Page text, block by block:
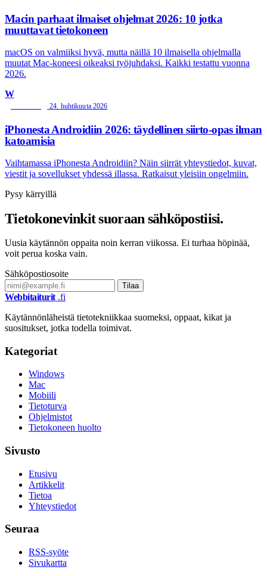
Macin parhaat ilmaiset ohjelmat 2026: 10 jotka
muuttavat tietokoneen
macOS on valmiiksi hyvä, mutta näillä 10 ilmaisella ohjelmalla
muutat Mac-koneesi oikeaksi työjuhdaksi. Kaikki testattu vuonna
2026.
W
24. huhtikuuta 2026
iPhonesta Androidiin 2026: täydellinen siirto-opas ilman
katoamisia
Vaihtamassa iPhonesta Androidiin? Näin siirrät yhteystiedot, kuvat,
viestit ja sovellukset yhdessä illassa. Ratkaisut yleisiin ongelmiin.
Pysy kärryillä
Tietokonevinkit suoraan sähköpostiisi.
Uusia käytännön oppaita noin kerran viikossa. Ei turhaa höpinää,
voit perua koska vain.
Sähköpostiosoite
Tilaa
Webbitaiturit .fi
Käytännönläheistä tietotekniikkaa suomeksi, oppaat, kikat ja
suositukset, jotka todella toimivat.
Kategoriat
Windows
Mac
Mobiili
Tietoturva
Ohjelmistot
Tietokoneen huolto
Sivusto
Etusivu
Artikkelit
Tietoa
Yhteystiedot
Seuraa
RSS-syöte
Sivukartta